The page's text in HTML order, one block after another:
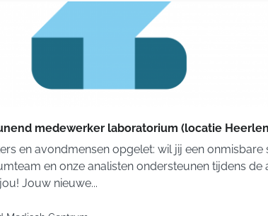
medewerker laboratorium (locatie
en avondmensen opgelet: wil jij een onmisbare
en onze analisten ondersteunen tijdens de
Jouw nieuwe...